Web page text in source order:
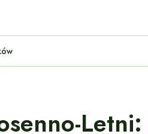
— Porównanie Tanich Elektryków